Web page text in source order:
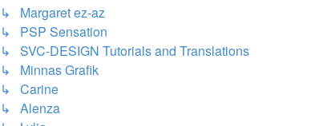
↳ Margaret ez-az
↳ PSP Sensation
↳ SVC-DESIGN Tutorials and Translations
↳ Minnas Grafik
↳ Carine
↳ Alenza